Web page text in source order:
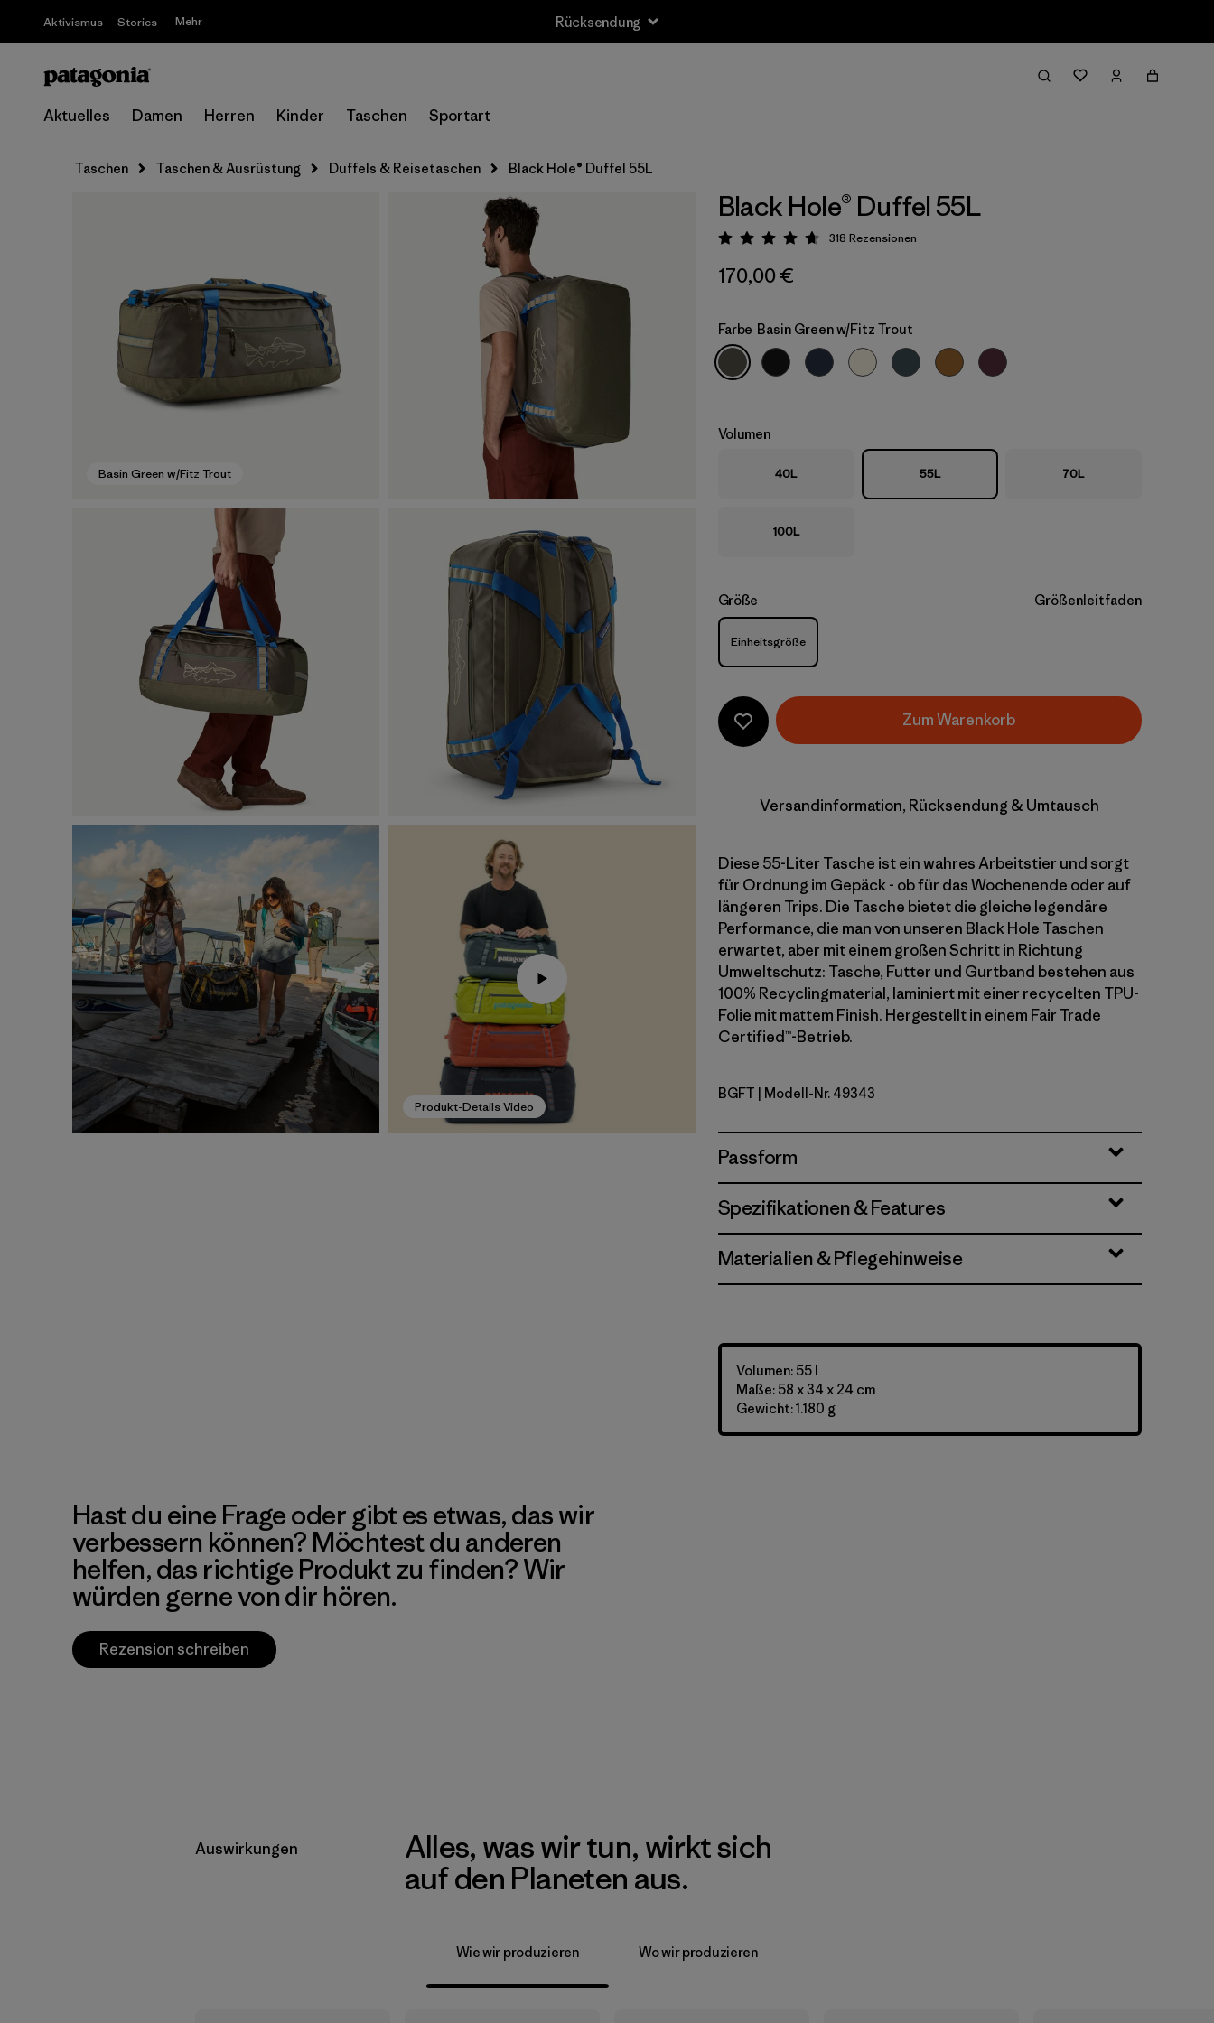
Aktivismus Stories Mehr Rücksendung
Aktuelles Damen Herren Kinder Taschen Sportart
Taschen Taschen & Ausrüstung Duffels & Reisetaschen Black Hole® Duffel 55L
Basin Green w/Fitz Trout
Produkt-Details Video
Black Hole® Duffel 55L
Bewertung: 4.7 / 5
318 Rezensionen
170,00 €
Farbe Basin Green w/Fitz Trout
Volumen
40L 55L 70L
100L
Größe Größenleitfaden
Größe
Einheitsgröße
Zum Warenkorb
Versandinformation, Rücksendung & Umtausch
Diese 55-Liter Tasche ist ein wahres Arbeitstier und sorgt
für Ordnung im Gepäck - ob für das Wochenende oder auf
längeren Trips. Die Tasche bietet die gleiche legendäre
Performance, die man von unseren Black Hole Taschen
erwartet, aber mit einem großen Schritt in Richtung
Umweltschutz: Tasche, Futter und Gurtband bestehen aus
100% Recyclingmaterial, laminiert mit einer recycelten TPU-
Folie mit mattem Finish. Hergestellt in einem Fair Trade
Certified™-Betrieb.
Basin Green w/Fitz Trout
BGFT | Modell-Nr. 49343
Passform
Spezifikationen & Features
Materialien & Pflegehinweise
Volumen: 55 l
Maße: 58 x 34 x 24 cm
Gewicht: 1.180 g
Hast du eine Frage oder gibt es etwas, das wir
verbessern können? Möchtest du anderen
helfen, das richtige Produkt zu finden? Wir
würden gerne von dir hören.
Rezension schreiben
Auswirkungen
Alles, was wir tun, wirkt sich
auf den Planeten aus.
Wie wir produzieren Wo wir produzieren